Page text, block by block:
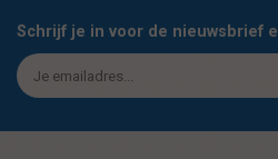
Schrijf je in voor de nieuwsbrief